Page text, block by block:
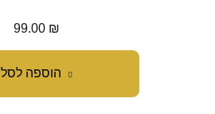
הוספה לסל
99.00 ₪